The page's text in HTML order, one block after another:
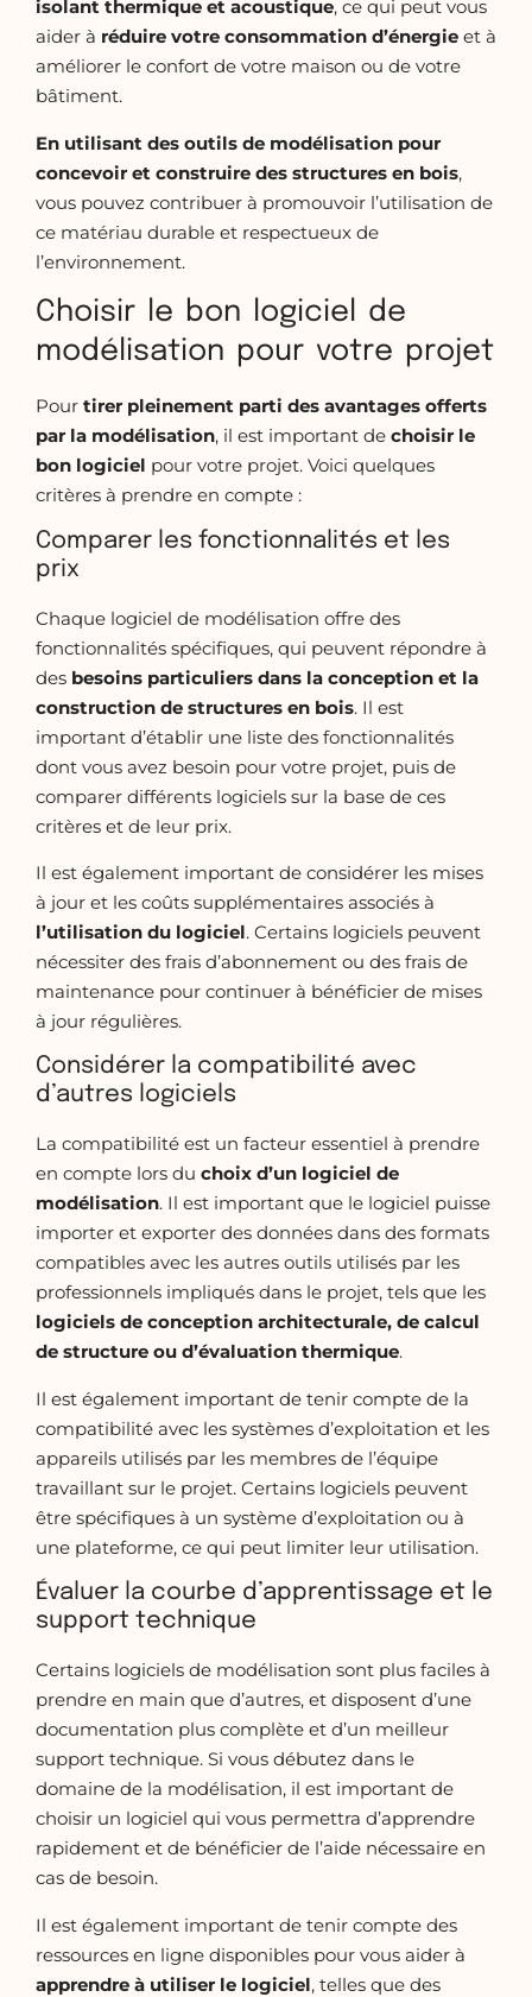
isolant thermique et acoustique, ce qui peut vous
aider à réduire votre consommation d’énergie et à
améliorer le confort de votre maison ou de votre
bâtiment.
En utilisant des outils de modélisation pour
concevoir et construire des structures en bois,
vous pouvez contribuer à promouvoir l’utilisation de
ce matériau durable et respectueux de
l’environnement.
Choisir le bon logiciel de
modélisation pour votre projet
Pour tirer pleinement parti des avantages offerts
par la modélisation, il est important de choisir le
bon logiciel pour votre projet. Voici quelques
critères à prendre en compte :
Comparer les fonctionnalités et les
prix
Chaque logiciel de modélisation offre des
fonctionnalités spécifiques, qui peuvent répondre à
des besoins particuliers dans la conception et la
construction de structures en bois. Il est
important d’établir une liste des fonctionnalités
dont vous avez besoin pour votre projet, puis de
comparer différents logiciels sur la base de ces
critères et de leur prix.
Il est également important de considérer les mises
à jour et les coûts supplémentaires associés à
l’utilisation du logiciel. Certains logiciels peuvent
nécessiter des frais d’abonnement ou des frais de
maintenance pour continuer à bénéficier de mises
à jour régulières.
Considérer la compatibilité avec
d’autres logiciels
La compatibilité est un facteur essentiel à prendre
en compte lors du choix d’un logiciel de
modélisation. Il est important que le logiciel puisse
importer et exporter des données dans des formats
compatibles avec les autres outils utilisés par les
professionnels impliqués dans le projet, tels que les
logiciels de conception architecturale, de calcul
de structure ou d’évaluation thermique.
Il est également important de tenir compte de la
compatibilité avec les systèmes d’exploitation et les
appareils utilisés par les membres de l’équipe
travaillant sur le projet. Certains logiciels peuvent
être spécifiques à un système d’exploitation ou à
une plateforme, ce qui peut limiter leur utilisation.
Évaluer la courbe d’apprentissage et le
support technique
Certains logiciels de modélisation sont plus faciles à
prendre en main que d’autres, et disposent d’une
documentation plus complète et d’un meilleur
support technique. Si vous débutez dans le
domaine de la modélisation, il est important de
choisir un logiciel qui vous permettra d’apprendre
rapidement et de bénéficier de l’aide nécessaire en
cas de besoin.
Il est également important de tenir compte des
ressources en ligne disponibles pour vous aider à
apprendre à utiliser le logiciel, telles que des